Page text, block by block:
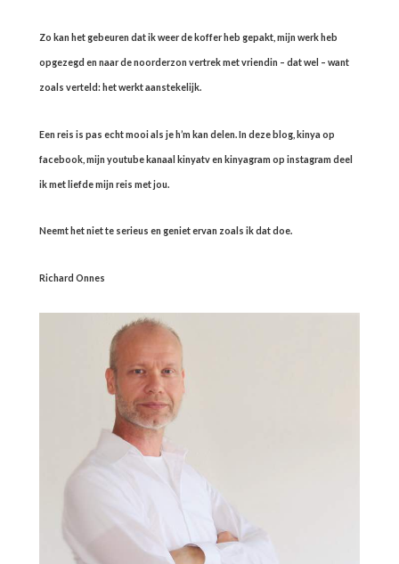
Zo kan het gebeuren dat ik weer de koffer heb gepakt, mijn werk heb
opgezegd en naar de noorderzon vertrek met vriendin – dat wel – want
zoals verteld: het werkt aanstekelijk.
Een reis is pas echt mooi als je h’m kan delen. In deze blog, kinya op
facebook, mijn youtube kanaal kinyatv en kinyagram op instagram deel
ik met liefde mijn reis met jou.
Neemt het niet te serieus en geniet ervan zoals ik dat doe.
Richard Onnes